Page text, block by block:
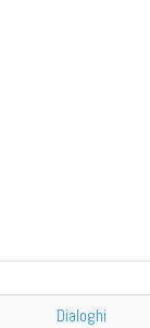
Dialoghi